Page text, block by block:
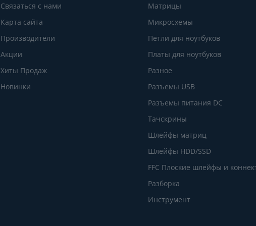
Связаться с нами
Карта сайта
Производители
Акции
Хиты Продаж
Новинки
Матрицы
Микросхемы
Петли для ноутбуков
Платы для ноутбуков
Разное
Разъемы USB
Разъемы питания DC
Тачскрины
Шлейфы матриц
Шлейфы HDD/SSD
FFC Плоские шлейфы и
Разборка
Инструмент